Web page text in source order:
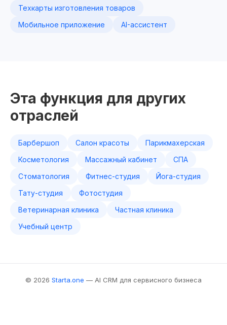
Техкарты изготовления товаров
Мобильное приложение
AI-ассистент
Эта функция для других
отраслей
Барбершоп Салон красоты
Парикмахерская
Косметология
Массажный кабинет
СПА
Стоматология
Фитнес-студия
Йога-студия
Тату-студия
Фотостудия
Ветеринарная клиника
Частная клиника
Учебный центр
© 2026 Starta.one — AI CRM для сервисного бизнеса